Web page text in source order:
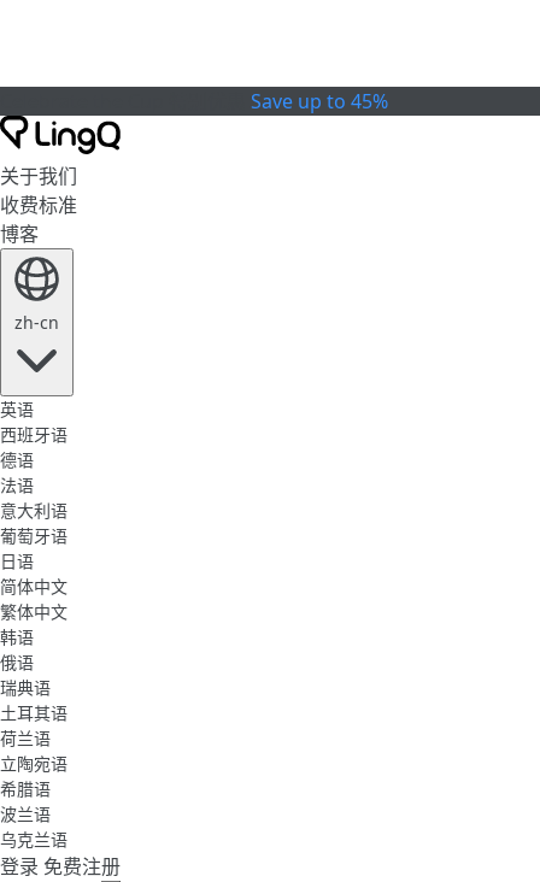
Save up to 45%
关于我们
收费标准
博客
zh-cn
英语
西班牙语
德语
法语
意大利语
葡萄牙语
日语
简体中文
繁体中文
韩语
俄语
瑞典语
土耳其语
荷兰语
立陶宛语
希腊语
波兰语
乌克兰语
登录 免费注册